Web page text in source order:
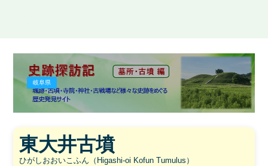
岐阜県
東大井古墳
ひがしおおいこふん（Higashi-oi Kofun Tumulus）